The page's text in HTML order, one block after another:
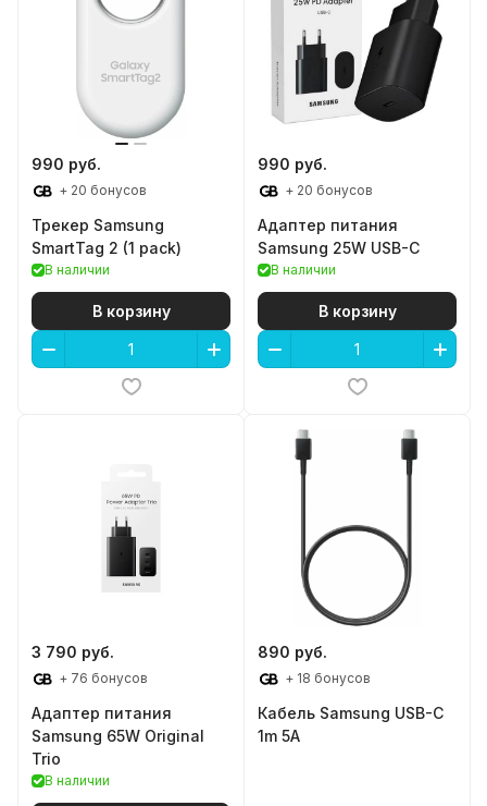
990 руб.
+ 20 бонусов
Трекер Samsung
SmartTag 2 (1 pack)
В наличии
В корзину
990 руб.
+ 20 бонусов
Адаптер питания
Samsung 25W USB-C
В наличии
В корзину
3 790 руб.
+ 76 бонусов
Адаптер питания
Samsung 65W Original
Trio
В наличии
890 руб.
+ 18 бонусов
Кабель Samsung USB-C
1m 5A